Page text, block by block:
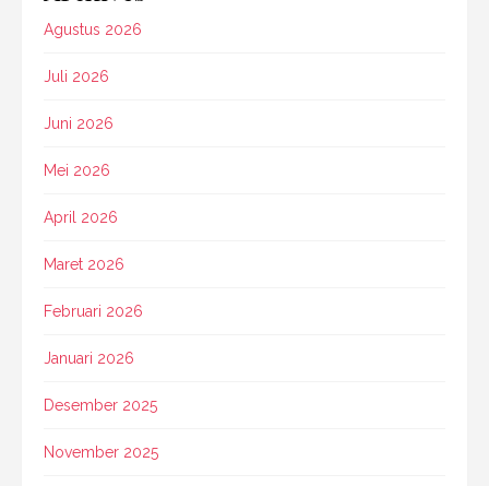
Agustus 2026
Juli 2026
Juni 2026
Mei 2026
April 2026
Maret 2026
Februari 2026
Januari 2026
Desember 2025
November 2025